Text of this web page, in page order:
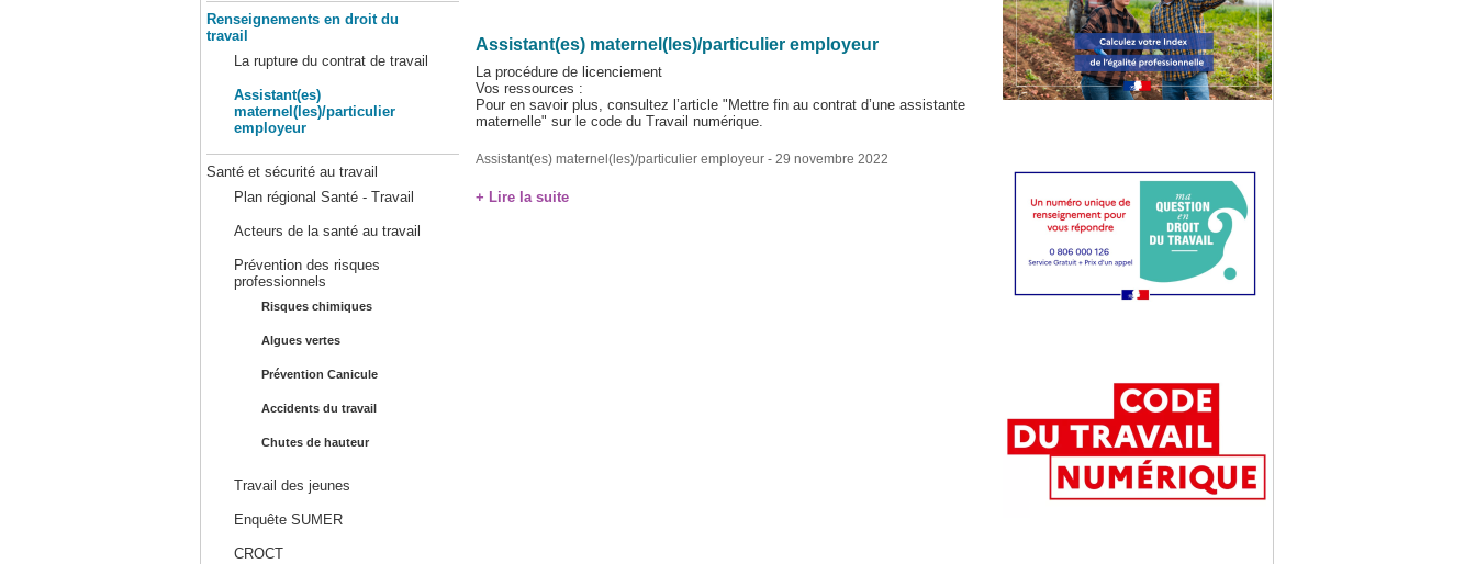
Renseignements en droit du
travail
La rupture du contrat de travail
Assistant(es)
maternel(les)/particulier
employeur
Santé et sécurité au travail
Plan régional Santé - Travail
Acteurs de la santé au travail
Prévention des risques
professionnels
Risques chimiques
Algues vertes
Prévention Canicule
Accidents du travail
Chutes de hauteur
Travail des jeunes
Enquête SUMER
CROCT
Assistant(es) maternel(les)/particulier employeur
La procédure de licenciement
Vos ressources :
Pour en savoir plus, consultez l’article "Mettre fin au contrat d’une assistante
maternelle" sur le code du Travail numérique.
Assistant(es) maternel(les)/particulier employeur - 29 novembre 2022
+ Lire la suite